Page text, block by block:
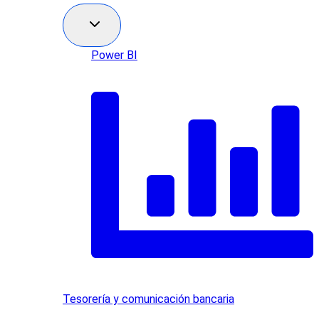
Power BI
Tesorería y comunicación bancaria